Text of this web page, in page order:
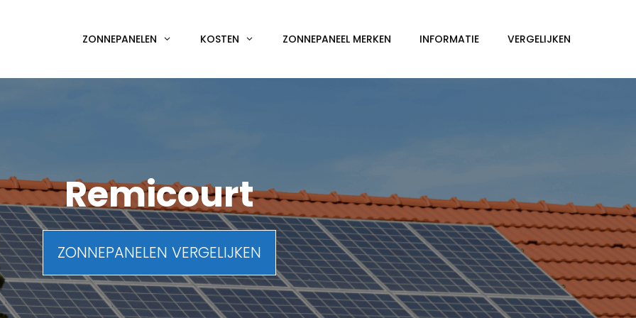
ZONNEPANELEN KOSTEN ZONNEPANEEL MERKEN INFORMATIE VERGELIJKEN
Remicourt
ZONNEPANELEN VERGELIJKEN